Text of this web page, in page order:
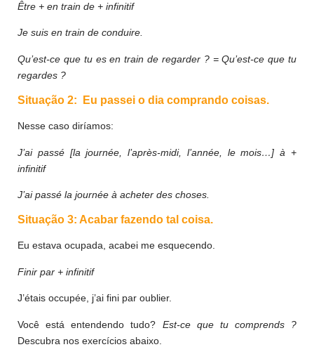
Être + en train de + infinitif
Je suis en train de conduire.
Qu’est-ce que tu es en train de regarder ? = Qu’est-ce que tu
regardes ?
Situação 2: Eu passei o dia comprando coisas.
Nesse caso diríamos:
J’ai passé [la journée, l’après-midi, l’année, le mois…] à +
infinitif
J’ai passé la journée à acheter des choses.
Situação 3: Acabar fazendo tal coisa.
Eu estava ocupada, acabei me esquecendo.
Finir par + infinitif
J’étais occupée, j’ai fini par oublier.
Você está entendendo tudo? Est-ce que tu comprends ?
Descubra nos exercícios abaixo.